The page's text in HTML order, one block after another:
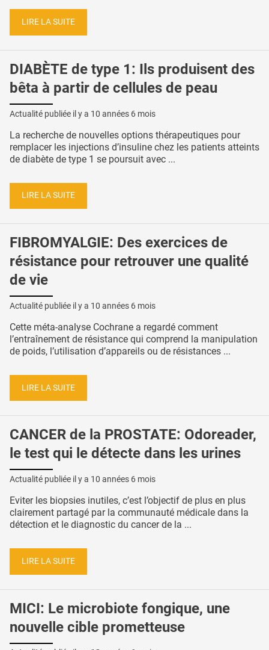
LIRE LA SUITE
DIABÈTE de type 1: Ils produisent des
bêta à partir de cellules de peau
Actualité publiée il y a 10 années 6 mois
La recherche de nouvelles options thérapeutiques pour
remplacer les injections d’insuline chez les patients atteints
de diabète de type 1 se poursuit avec ...
LIRE LA SUITE
FIBROMYALGIE: Des exercices de
résistance pour retrouver une qualité
de vie
Actualité publiée il y a 10 années 6 mois
Cette méta-analyse Cochrane a regardé comment
l’entraînement de résistance qui comprend la manipulation
de poids, l’utilisation d’appareils ou de résistances ...
LIRE LA SUITE
CANCER de la PROSTATE: Odoreader,
le test qui le détecte dans les urines
Actualité publiée il y a 10 années 6 mois
Eviter les biopsies inutiles, c’est l’objectif de plus en plus
clairement partagé par la communauté médicale dans la
détection et le diagnostic du cancer de la ...
LIRE LA SUITE
MICI: Le microbiote fongique, une
nouvelle cible prometteuse